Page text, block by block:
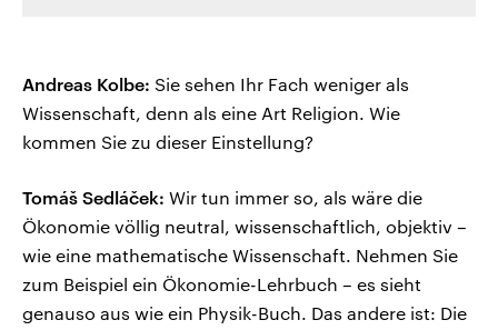
Andreas Kolbe: Sie sehen Ihr Fach weniger als
Wissenschaft, denn als eine Art Religion. Wie
kommen Sie zu dieser Einstellung?
Tomáš Sedláček: Wir tun immer so, als wäre die
Ökonomie völlig neutral, wissenschaftlich, objektiv –
wie eine mathematische Wissenschaft. Nehmen Sie
zum Beispiel ein Ökonomie-Lehrbuch – es sieht
genauso aus wie ein Physik-Buch. Das andere ist: Die